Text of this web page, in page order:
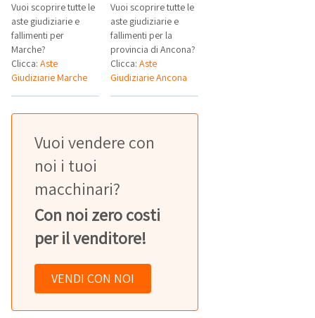
Vuoi scoprire tutte le
aste giudiziarie e
fallimenti per
Marche?
Clicca: Aste
Giudiziarie Marche
Vuoi scoprire tutte le
aste giudiziarie e
fallimenti per la
provincia di Ancona?
Clicca:Aste
Giudiziarie Ancona
Vuoi vendere con
noi i tuoi
macchinari?
Con noi zero costi
per il venditore!
VENDI CON NOI